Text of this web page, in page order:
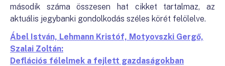
második száma összesen hat cikket tartalmaz, az
aktuális jegybanki gondolkodás széles körét felölelve.
Ábel István, Lehmann Kristóf, Motyovszki Gergő,
Szalai Zoltán:
Deflációs félelmek a fejlett gazdaságokban